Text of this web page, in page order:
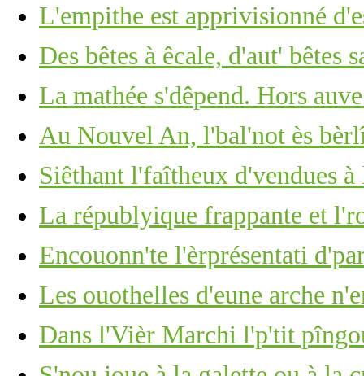
L'empithe est apprivisionné
Des bêtes à êcale, d'aut' bêtes
La mathée s'dêpend. Hors
Au Nouvel An, l'bal'not ès
Siêthant l'faîtheux d'vendues
La républyique frappante et
Encouonn'te l'èrprésentati
Les ouothelles d'eune arche
Dans l'Vièr Marchi l'p'tit